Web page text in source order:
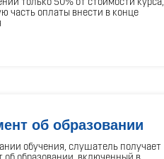
только 50% от стоимости курса,
часть оплаты внести в конце
об образовании
обучения, слушатель получает